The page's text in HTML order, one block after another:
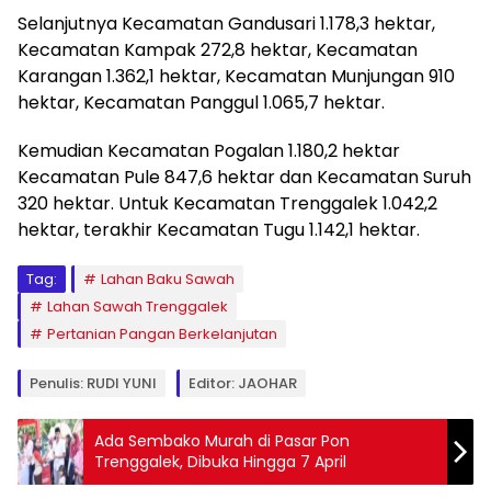
Selanjutnya Kecamatan Gandusari 1.178,3 hektar,
Kecamatan Kampak 272,8 hektar, Kecamatan
Karangan 1.362,1 hektar, Kecamatan Munjungan 910
hektar, Kecamatan Panggul 1.065,7 hektar.
Kemudian Kecamatan Pogalan 1.180,2 hektar
Kecamatan Pule 847,6 hektar dan Kecamatan Suruh
320 hektar. Untuk Kecamatan Trenggalek 1.042,2
hektar, terakhir Kecamatan Tugu 1.142,1 hektar.
Tag:
Lahan Baku Sawah
Lahan Sawah Trenggalek
Pertanian Pangan Berkelanjutan
Penulis: RUDI YUNI Editor: JAOHAR
Ada Sembako Murah di Pasar Pon
Trenggalek, Dibuka Hingga 7 April